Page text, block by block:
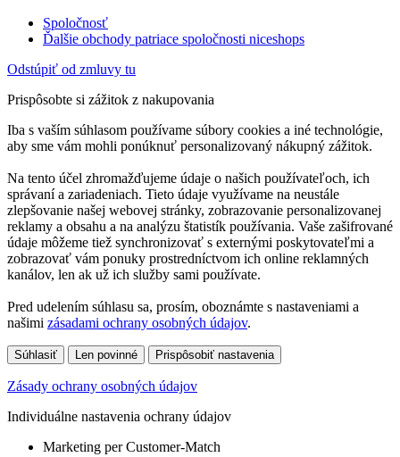
Spoločnosť
Ďalšie obchody patriace spoločnosti niceshops
Odstúpiť od zmluvy tu
Prispôsobte si zážitok z nakupovania
Iba s vaším súhlasom používame súbory cookies a iné technológie,
aby sme vám mohli ponúknuť personalizovaný nákupný zážitok.
Na tento účel zhromažďujeme údaje o našich používateľoch, ich
správaní a zariadeniach. Tieto údaje využívame na neustále
zlepšovanie našej webovej stránky, zobrazovanie personalizovanej
reklamy a obsahu a na analýzu štatistík používania. Vaše zašifrované
údaje môžeme tiež synchronizovať s externými poskytovateľmi a
zobrazovať vám ponuky prostredníctvom ich online reklamných
kanálov, len ak už ich služby sami používate.
Pred udelením súhlasu sa, prosím, oboznámte s nastaveniami a
našimi zásadami ochrany osobných údajov.
Súhlasiť Len povinné Prispôsobiť nastavenia
Zásady ochrany osobných údajov
Individuálne nastavenia ochrany údajov
Marketing per Customer-Match